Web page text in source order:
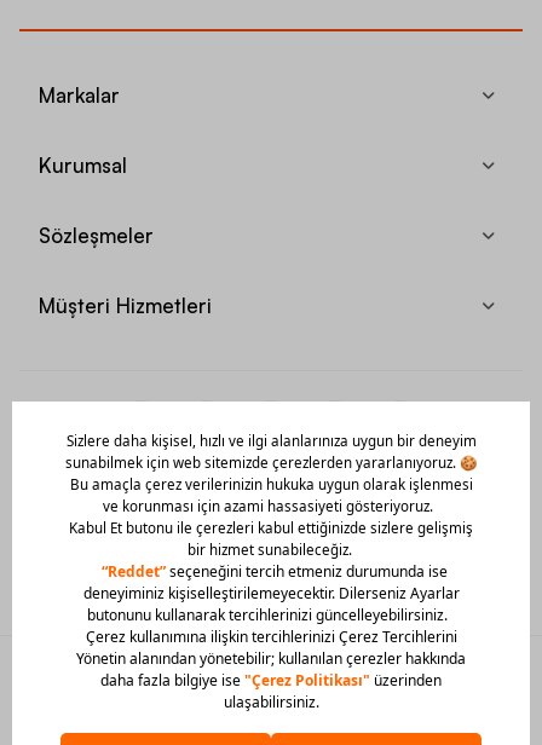
Markalar
Kurumsal
Sözleşmeler
Müşteri Hizmetleri
Mobil Uygulamamızı Hemen İndir!